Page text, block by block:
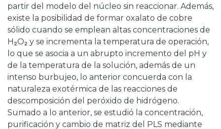
partir del modelo del núcleo sin reaccionar. Además,
existe la posibilidad de formar oxalato de cobre
sólido cuando se emplean altas concentraciones de
H₂O₂ y se incrementa la temperatura de operación,
lo que se asocia a un abrupto incremento del pH y
de la temperatura de la solución, además de un
intenso burbujeo, lo anterior concuerda con la
naturaleza exotérmica de las reacciones de
descomposición del peróxido de hidrógeno.
Sumado a lo anterior, se estudió la concentración,
purificación y cambio de matriz del PLS mediante